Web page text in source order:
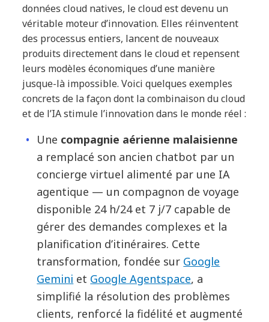
données cloud natives, le cloud est devenu un
véritable moteur d’innovation. Elles réinventent
des processus entiers, lancent de nouveaux
produits directement dans le cloud et repensent
leurs modèles économiques d’une manière
jusque-là impossible. Voici quelques exemples
concrets de la façon dont la combinaison du cloud
et de l’IA stimule l’innovation dans le monde réel :
Une compagnie aérienne malaisienne
a remplacé son ancien chatbot par un
concierge virtuel alimenté par une IA
agentique — un compagnon de voyage
disponible 24 h/24 et 7 j/7 capable de
gérer des demandes complexes et la
planification d’itinéraires. Cette
transformation, fondée sur Google
Gemini et Google Agentspace, a
simplifié la résolution des problèmes
clients, renforcé la fidélité et augmenté